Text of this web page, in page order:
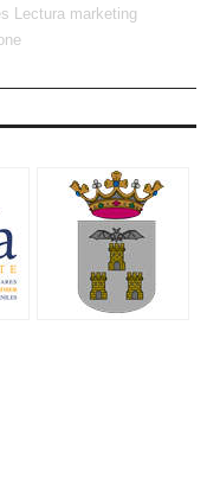
Lectura marketing